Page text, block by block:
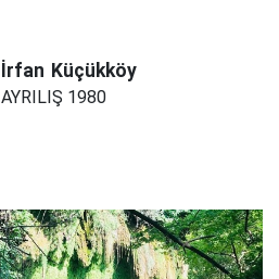
İrfan Küçükköy
AYRILIŞ 1980